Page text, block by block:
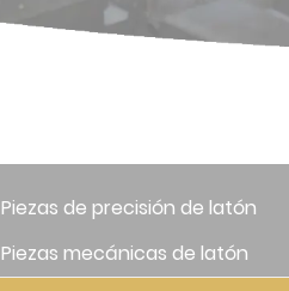
Piezas de precisión de latón
Piezas mecánicas de latón